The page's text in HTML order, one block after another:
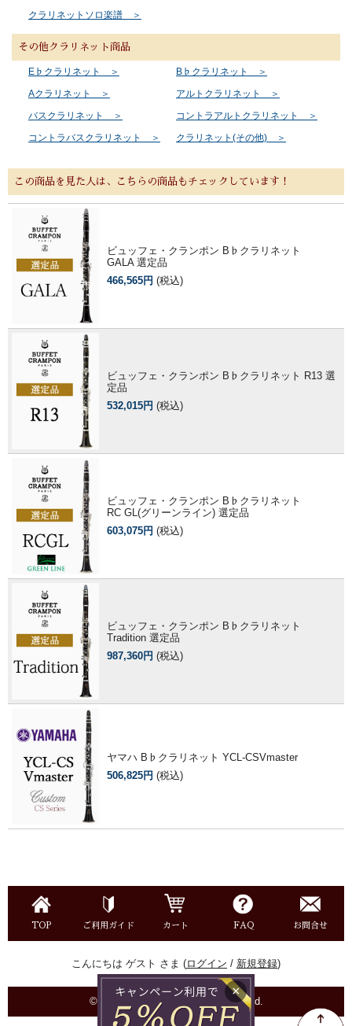
×
クラリネットソロ楽譜 ＞
その他クラリネット商品
E♭クラリネット ＞
B♭クラリネット ＞
Aクラリネット ＞
アルトクラリネット ＞
バスクラリネット ＞
コントラアルトクラリネット ＞
コントラバスクラリネット ＞
クラリネット(その他) ＞
この商品を見た人は、こちらの商品もチェックしています！
ビュッフェ・クランポン B♭クラリネット
GALA 選定品
466,565円 (税込)
ビュッフェ・クランポン B♭クラリネット R13 選
定品
532,015円 (税込)
ビュッフェ・クランポン B♭クラリネット
RC GL(グリーンライン) 選定品
603,075円 (税込)
ビュッフェ・クランポン B♭クラリネット
Tradition 選定品
987,360円 (税込)
ヤマハ B♭クラリネット YCL-CSVmaster
506,825円 (税込)
TOP ご利用ガイド カート FAQ お問合せ
こんにちは ゲスト さま (ログイン / 新規登録)
©株式会社永江楽器 all right reseaved.